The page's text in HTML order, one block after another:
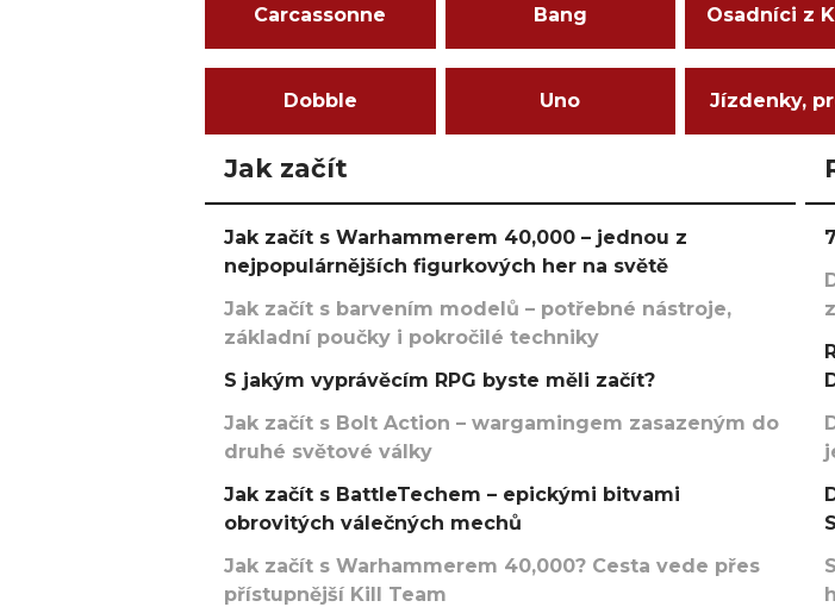
Carcassonne Bang Osadníci z
Dobble Uno Jízdenky,
Jak začít
Jak začít s Warhammerem 40,000 – jednou z
nejpopulárnějších figurkových her na světě
Jak začít s barvením modelů – potřebné nástroje,
základní poučky i pokročilé techniky
S jakým vyprávěcím RPG byste měli začít?
Jak začít s Bolt Action – wargamingem zasazeným do
druhé světové války
Jak začít s BattleTechem – epickými bitvami
obrovitých válečných mechů
Jak začít s Warhammerem 40,000? Cesta vede přes
přístupnější Kill Team